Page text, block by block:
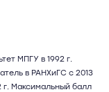
МПГУ в 1992 г.
в РАНХиГС с 2013
г. Максимальный балл